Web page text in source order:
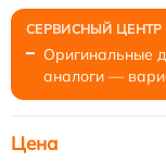
Оригинальные
аналоги —
Цена